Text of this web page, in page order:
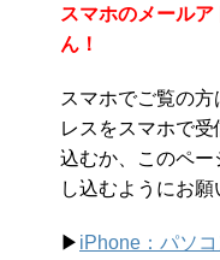
スマホのメール
ん！
スマホでご覧の
レスをスマホで
込むか、このペー
し込むようにお願
▶︎ iPhone：パソ